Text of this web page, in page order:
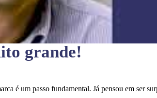
grande!
é um passo fundamental. Já pensou em ser